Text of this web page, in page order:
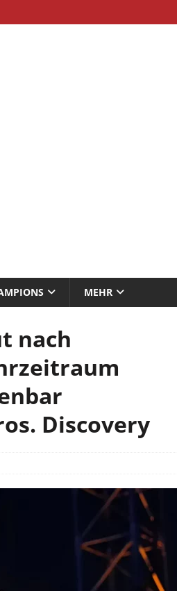
MEHR
nach
Discovery